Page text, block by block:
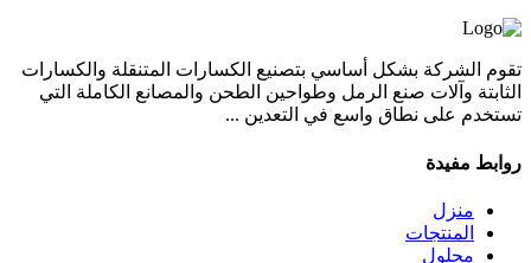
تقوم الشركة بشكل أساسي بتصنيع الكسارات المتنقلة والكسارات
الثابتة وآلات صنع الرمل وطواحين الطحن والمصانع الكاملة التي
تستخدم على نطاق واسع في التعدين ...
روابط مفيدة
منزل
المنتجات
محلول